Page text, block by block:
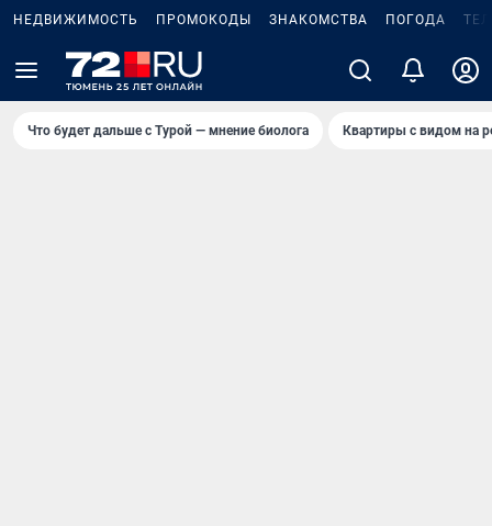
НЕДВИЖИМОСТЬ ПРОМОКОДЫ ЗНАКОМСТВА ПОГОДА
Что будет дальше с Турой — мнение биолога Квартиры с видом на